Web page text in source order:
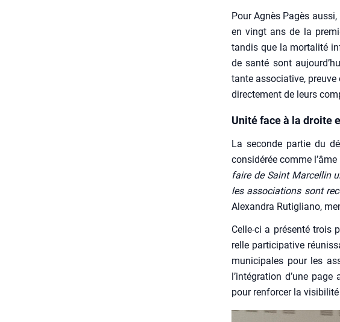
Pour Agnès Pagès
en vingt ans de la
tan­dis que la mor­ta­li­té
de san­té sont
tante asso­cia­tive,
direc­te­ment de leurs
Unité face à la droite
La seconde par­tie du
consi­dé­rée comme
faire de Saint Mar­cel­lin
les asso­cia­tions sont
Alexan­dra Ruti­glia­no,
Celle-ci a pré­sen­té trois
relle par­ti­ci­pa­tive
muni­ci­pales pour les
l’intégration d’une
pour ren­for­cer la